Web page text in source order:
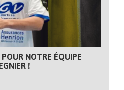
NOTRE ÉQUIPE
!